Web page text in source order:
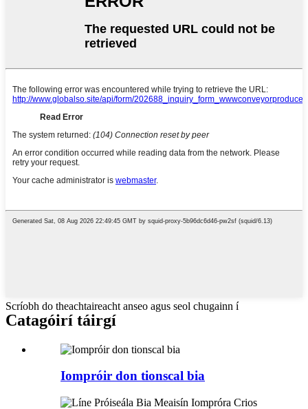
Scríobh do theachtaireacht anseo agus seol chugainn í
Catagóirí táirgí
Iompróir don tionscal bia